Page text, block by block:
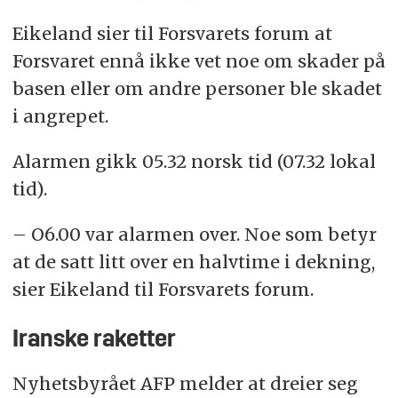
Eikeland sier til Forsvarets forum at
Forsvaret ennå ikke vet noe om skader på
basen eller om andre personer ble skadet
i angrepet.
Alarmen gikk 05.32 norsk tid (07.32 lokal
tid).
– O6.00 var alarmen over. Noe som betyr
at de satt litt over en halvtime i dekning,
sier Eikeland til Forsvarets forum.
Iranske raketter
Nyhetsbyrået AFP melder at dreier seg